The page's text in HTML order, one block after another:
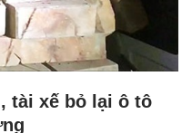
tài xế bỏ lại ô tô